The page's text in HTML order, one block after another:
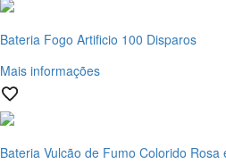
Bateria Fogo Artificio 100 Disparos
Mais informações
Bateria Vulcão de Fumo Colorido